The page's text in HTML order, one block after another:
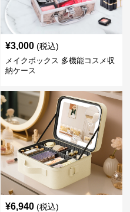
¥3,000 (税込)
メイクボックス 多機能コスメ収
納ケース
¥6,940 (税込)